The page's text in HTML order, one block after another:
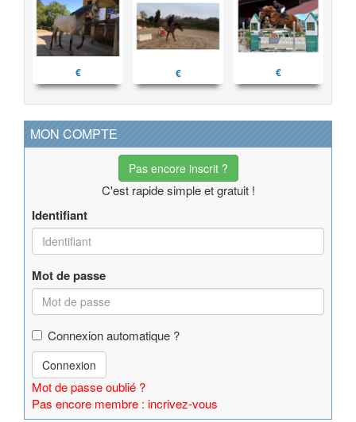
€ € €
MON COMPTE
Pas encore inscrit ?
C'est rapide simple et gratuit !
Identifiant
Mot de passe
Connexion automatique ?
Connexion
Mot de passe oublié ?
Pas encore membre : incrivez-vous